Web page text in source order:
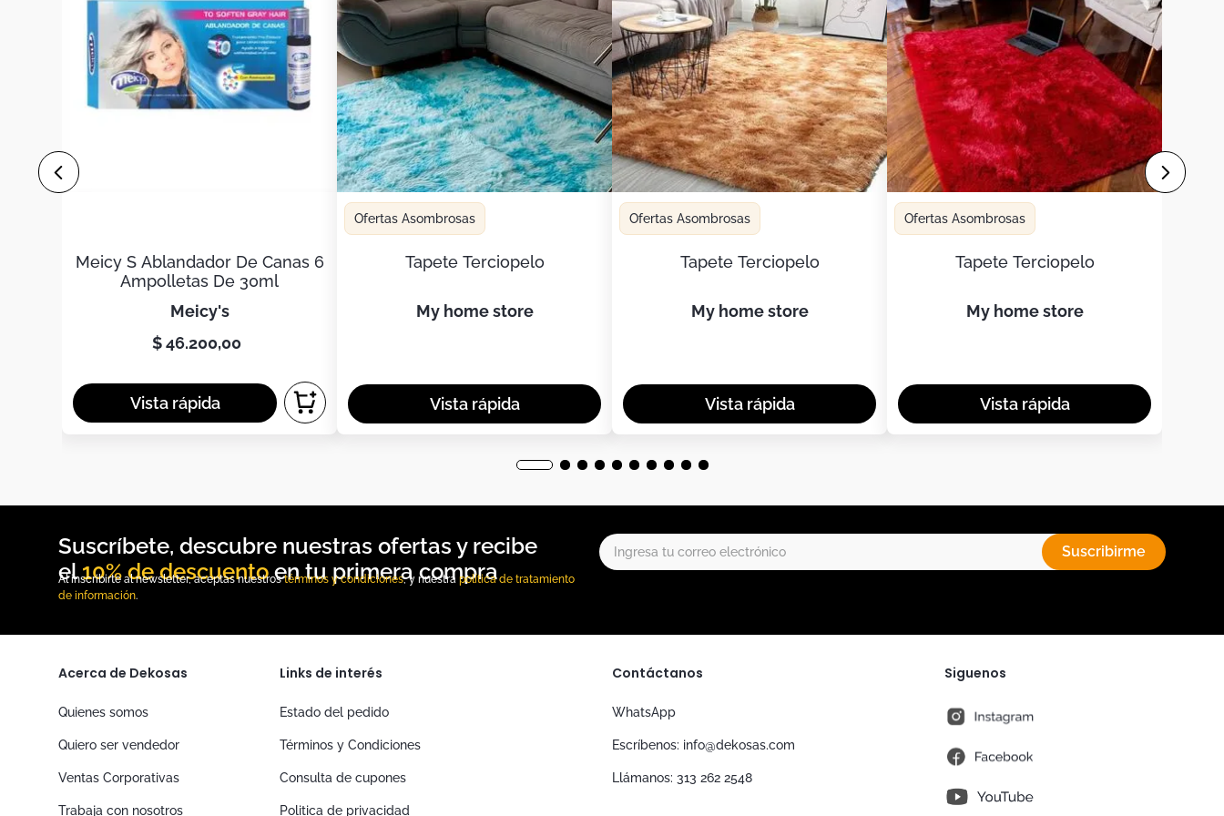
Meicy S Ablandador De Canas 6
Ampolletas De 30ml
meicy's
$ 46.200,00
Ofertas Asombrosas
Tapete Terciopelo
my home store
Ofertas Asombrosas
Tapete Terciopelo
my home store
Ofertas Asombrosas
Tapete Terciopelo
my home store
10% de descuento
Suscribirme
Al inscribirte al newsletter, aceptas nuestrostérminos y condiciones, y nuestra política de tratamiento
de información.
Acerca de Dekosas
Quienes somos
Quiero ser vendedor
Ventas Corporativas
Trabaja con nosotros
Links de interés
Estado del pedido
Términos y Condiciones
Consulta de cupones
Politica de privacidad
Contáctanos
WhatsApp
Escríbenos: info@dekosas.com
Llámanos: 313 262 2548
Siguenos
instagram
fb
You Tube